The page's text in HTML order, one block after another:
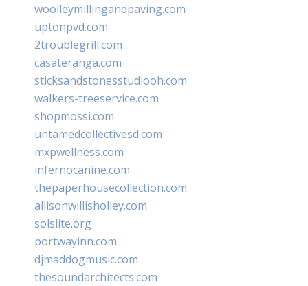
woolleymillingandpaving.com
uptonpvd.com
2troublegrill.com
casateranga.com
sticksandstonesstudiooh.com
walkers-treeservice.com
shopmossi.com
untamedcollectivesd.com
mxpwellness.com
infernocanine.com
thepaperhousecollection.com
allisonwillisholley.com
solslite.org
portwayinn.com
djmaddogmusic.com
thesoundarchitects.com